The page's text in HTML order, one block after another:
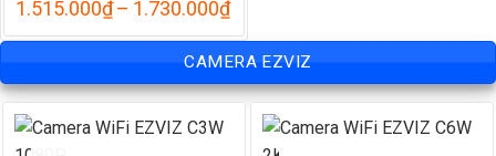
1.515.000₫– 1.730.000₫Khoảng
từ
1.515.000₫
đến
1.730.000₫
CAMERA EZVIZ